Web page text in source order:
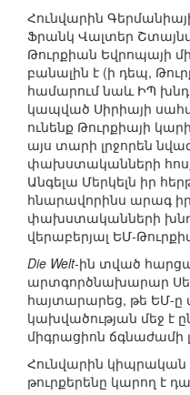
Հունվարին
Ֆրանկ Վալտեր
Թուրքիան Եվրոպայի
բանալին է (ի դեպ,
համարում նաև ԻՊ
կապված Սիրիայի
ունենք Թուրքիայի
այս տարի լրջորեն
փախստականների
Անգելա Մերկելն իր
հնարավորինս արագ
փախստականների
վերաբերյալ ԵՄ-
Die Welt-ին տված
արտգործնախարար
հայտարարեց, թե ԵՄ-
կախվածության մեջ է
միգրացիոն ճգնաժամի
Հունվարին կիպրական
թուրքերենը կարող է